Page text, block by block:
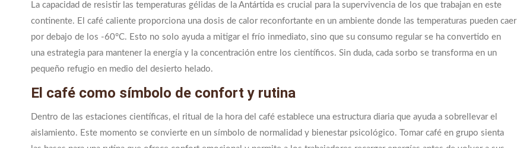
La capacidad de resistir las temperaturas gélidas de la Antártida es crucial para la supervivencia de los que trabajan en este
continente. El café caliente proporciona una dosis de calor reconfortante en un ambiente donde las temperaturas pueden caer
por debajo de los -60°C. Esto no solo ayuda a mitigar el frío inmediato, sino que su consumo regular se ha convertido en
una estrategia para mantener la energía y la concentración entre los científicos. Sin duda, cada sorbo se transforma en un
pequeño refugio en medio del desierto helado.
El café como símbolo de confort y rutina
Dentro de las estaciones científicas, el ritual de la hora del café establece una estructura diaria que ayuda a sobrellevar el
aislamiento. Este momento se convierte en un símbolo de normalidad y bienestar psicológico. Tomar café en grupo sienta